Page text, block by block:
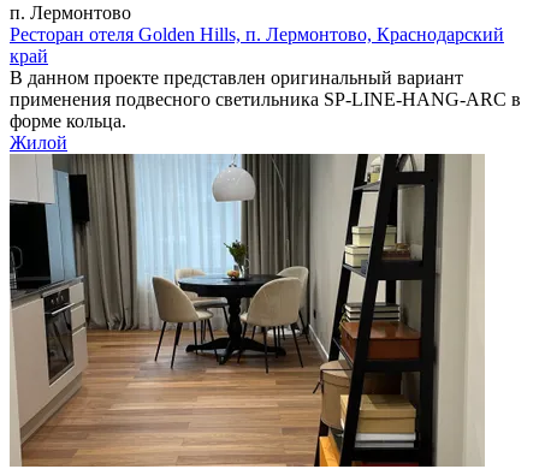
п. Лермонтово
Ресторан отеля Golden Hills, п. Лермонтово, Краснодарский
край
В данном проекте представлен оригинальный вариант
применения подвесного светильника SP-LINE-HANG-ARC в
форме кольца.
Жилой